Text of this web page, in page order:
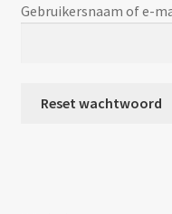
Gebruikersnaam of e-
Reset wachtwoord